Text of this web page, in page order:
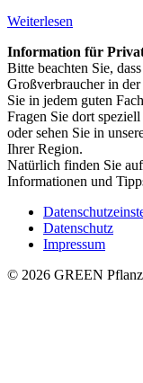
Weiterlesen
Information für
Bitte beachten Sie,
Großverbraucher in
Sie in jedem guten
Fragen Sie dort
oder sehen Sie in
Ihrer Region.
Natürlich finden Sie
Informationen und
Datenschutz
Impressum
© 2026 GREEN